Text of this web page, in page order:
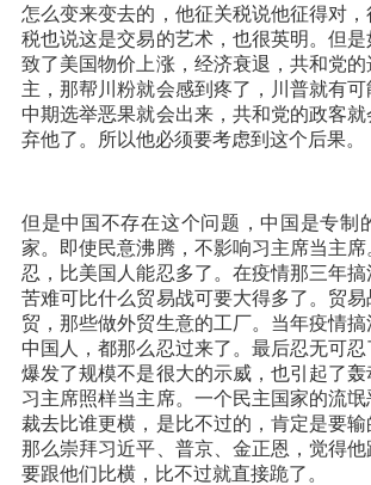
怎么变来变去的，他征关税说他征得对
税也说这是交易的艺术，也很英明。但
致了美国物价上涨，经济衰退，共和党
主，那帮川粉就会感到疼了，川普就有
中期选举恶果就会出来，共和党的政客
弃他了。所以他必须要考虑到这个后果。
但是中国不存在这个问题，中国是专制
家。即使民意沸腾，不影响习主席当主
忍，比美国人能忍多了。在疫情那三年
苦难可比什么贸易战可要大得多了。贸
贸，那些做外贸生意的工厂。当年疫情
中国人，都那么忍过来了。最后忍无可
爆发了规模不是很大的示威，也引起了
习主席照样当主席。一个民主国家的流
裁去比谁更横，是比不过的，肯定是要
那么崇拜习近平、普京、金正恩，觉得
要跟他们比横，比不过就直接跪了。